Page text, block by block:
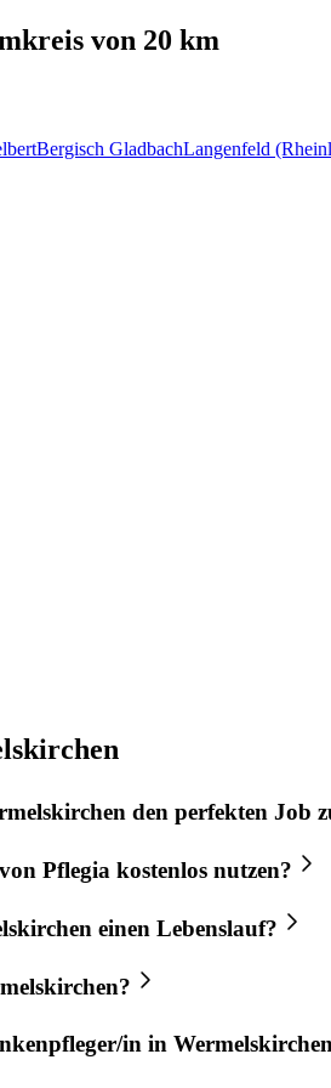
von 20 km
Bergisch GladbachLangenfeld
den perfekten Job
Pflegia kostenlos nutzen?
einen Lebenslauf?
?
in in